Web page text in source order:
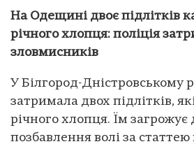
На Одещині двоє підлітків
річного хлопця: поліція
зловмисників
У Білгород-Дністровському
затримала двох підлітків,
річного хлопця. Їм загрожує
позбавлення волі за